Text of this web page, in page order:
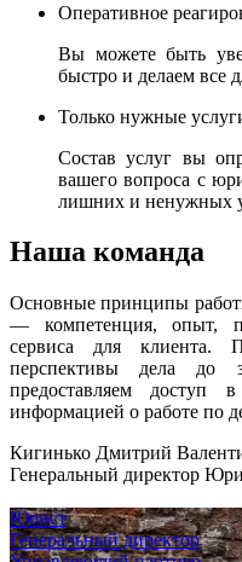
Оперативное
Вы можете быть
быстро и делаем все
Только нужные
Состав услуг вы
вашего вопроса с
лишних и ненужных
Наша команда
Основные принципы
— компетенция, опыт,
сервиса для клиента.
перспективы дела до
предоставляем
информацией о работе по
Кигинько Дмитрий
Генеральный директор
Юрист
Генеральный директор